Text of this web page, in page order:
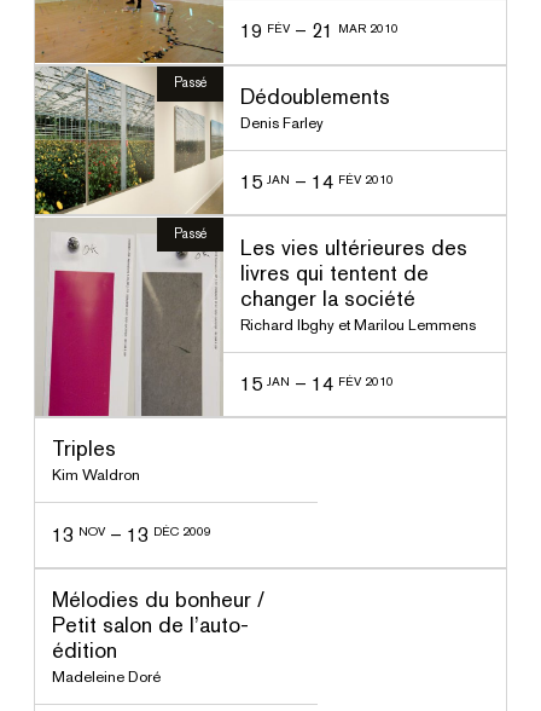
19 FÉV – 21 MAR 2010
Passé
Dédoublements
Denis Farley
15JAN – 14 FÉV 2010
Passé
Les vies ultérieures des
livres qui tentent de
changer la société
Richard Ibghy et Marilou Lemmens
15JAN – 14 FÉV 2010
Triples
Kim Waldron
13 NOV – 13 DÉC 2009
Mélodies du bonheur /
Petit salon de l’auto-
édition
Madeleine Doré